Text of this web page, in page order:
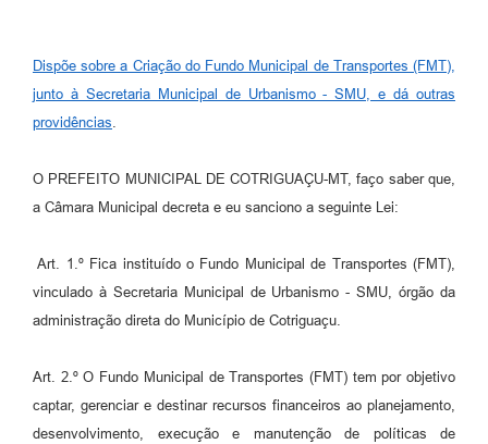
Serviços Online
Telefones Úteis
Enquete
Agenda
Dispõe sobre a Criação do Fundo Municipal de Transportes (FMT),
junto à Secretaria Municipal de Urbanismo - SMU, e dá outras
providências.
O PREFEITO MUNICIPAL DE COTRIGUAÇU-MT, faço saber que,
a Câmara Municipal decreta e eu sanciono a seguinte Lei:
Art. 1.º Fica instituído o Fundo Municipal de Transportes (FMT),
vinculado à Secretaria Municipal de Urbanismo - SMU, órgão da
administração direta do Município de Cotriguaçu.
Art. 2.º O Fundo Municipal de Transportes (FMT) tem por objetivo
captar, gerenciar e destinar recursos financeiros ao planejamento,
desenvolvimento, execução e manutenção de políticas de